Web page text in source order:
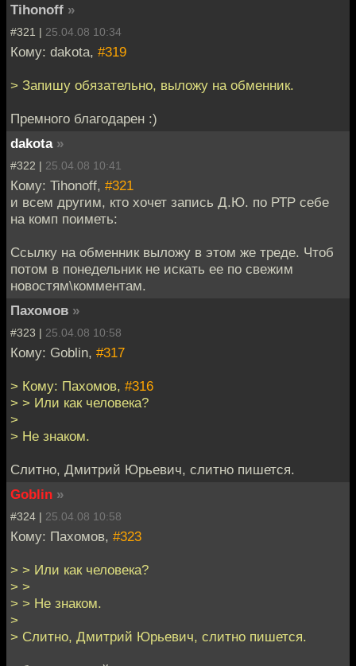
Tihonoff »
#321 | 25.04.08 10:34
Кому: dakota, #319
> Запишу обязательно, выложу на обменник.
Премного благодарен :)
dakota »
#322 | 25.04.08 10:41
Кому: Tihonoff, #321
и всем другим, кто хочет запись Д.Ю. по РТР себе
на комп поиметь:
Ссылку на обменник выложу в этом же треде. Чтоб
потом в понедельник не искать ее по свежим
новостям\комментам.
Пахомов »
#323 | 25.04.08 10:58
Кому: Goblin, #317
> Кому: Пахомов, #316
> > Или как человека?
>
> Не знаком.
Слитно, Дмитрий Юрьевич, слитно пишется.
Goblin »
#324 | 25.04.08 10:58
Кому: Пахомов, #323
> > Или как человека?
> >
> > Не знаком.
>
> Слитно, Дмитрий Юрьевич, слитно пишется.